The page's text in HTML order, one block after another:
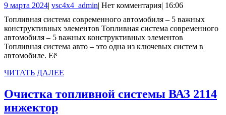
автомобиля
–
5
элементов
9 марта 20249
2024
vsc4x4_adminvsc4x4_admin
Нет комментария 16:06
Топливная система современного автомобиля – 5 важных
конструктивных элементов Топливная система современного
автомобиля – 5 важных конструктивных элементов
Топливная система авто – это одна из ключевых систем в
автомобиле. Её
ЧИТАТЬ ДАЛЕЕ
Очистка топливной системы ВАЗ 2114
инжекторОчистка